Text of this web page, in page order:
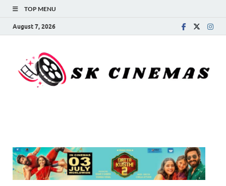
TOP MENU
August 7, 2026